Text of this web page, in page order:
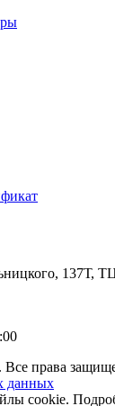
137Т,
Все права
данных
cookie.